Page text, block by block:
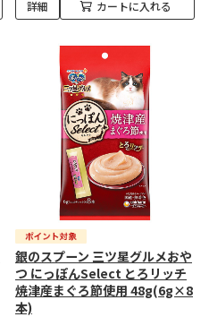
詳細 カートに入れる
銀のスプーン 三ツ星グルメおや
つ にっぽんSelect とろリッチ
焼津産まぐろ節使用 48g(6g×8
本)